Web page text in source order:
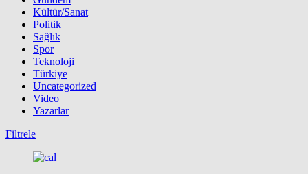
Kültür/Sanat
Politik
Sağlık
Spor
Teknoloji
Türkiye
Uncategorized
Video
Yazarlar
Filtrele